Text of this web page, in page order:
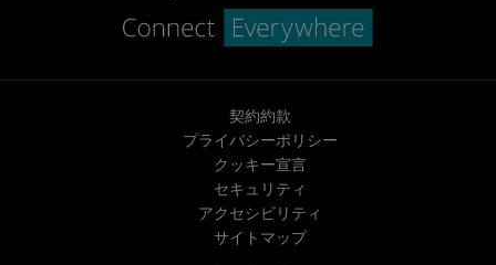
契約約款
プライバシーポリシー
クッキー宣言
セキュリティ
アクセシビリティ
サイトマップ